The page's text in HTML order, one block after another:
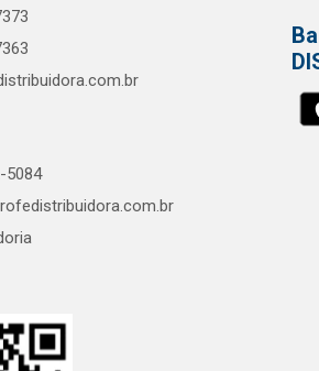
5084